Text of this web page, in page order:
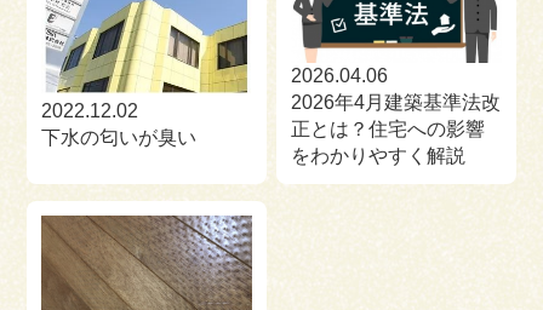
2022.12.02
下水の匂いが臭い
2026.04.06
2026年4月建築基準法改
正とは？住宅への影響
をわかりやすく解説